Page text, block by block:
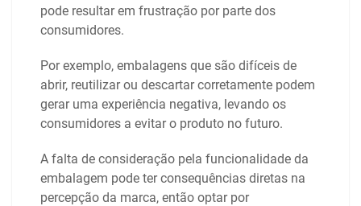
pode resultar em frustração por parte dos
consumidores.
Por exemplo, embalagens que são difíceis de
abrir, reutilizar ou descartar corretamente podem
gerar uma experiência negativa, levando os
consumidores a evitar o produto no futuro.
A falta de consideração pela funcionalidade da
embalagem pode ter consequências diretas na
percepção da marca, então optar por